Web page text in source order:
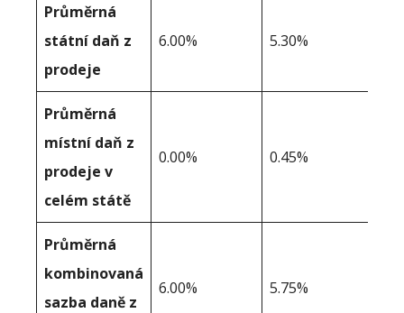
Průměrná
státní daň z
prodeje
6.00% 5.30%
Průměrná
místní daň z
prodeje v
celém státě
0.00% 0.45%
Průměrná
kombinovaná
sazba daně z
6.00% 5.75%